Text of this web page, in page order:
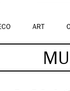
ART